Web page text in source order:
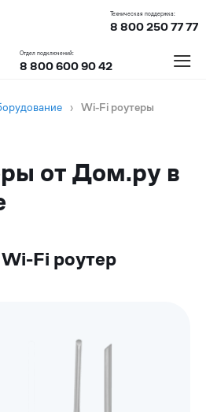
Техническая поддержка:
8 800 250 77 77
Отдел подключений:
8 800 600 90 42 ≡
› Wi-Fi роутеры
от Дом.ру в
Fi роутер